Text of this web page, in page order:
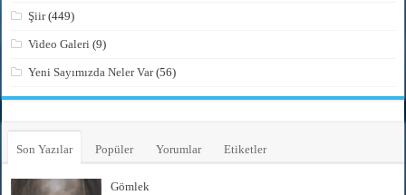
Şiir(449)
Video Galeri (9)
Yeni Sayımızda Neler Var(56)
Son Yazılar Popüler Yorumlar Etiketler
Gömlek